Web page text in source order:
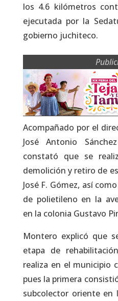
los 4.6 kilómetros
ejecutada por la
gobierno juchiteco.
Acompañado por el
José Antonio
constató que se
demolición y retiro de
José F. Gómez, así
de polietileno en la
en la colonia Gustavo
Montero explicó que
etapa de
realiza en el municipio
pues la primera
subcolector oriente en